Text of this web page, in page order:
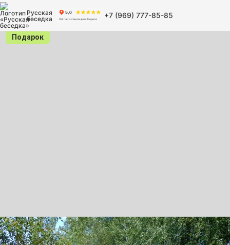
Русская
беседка
+7 (969) 777-85-85
Подарок